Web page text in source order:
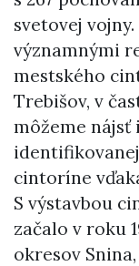
svetovej
významnými
mestského
Trebišov, v
môžeme nájsť
cintoríne
S výstavbou
začalo v roku
okresov